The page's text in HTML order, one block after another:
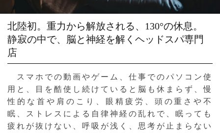
北陸初。重力から解放される、130°の休息。
静寂の中で、脳と神経を解くヘッドスパ専門
店
スマホでの動画やゲーム、仕事でのパソコン使
用と、目を酷使し続けていると脳も休まらず、慢
性的な首や肩のこり、眼精疲労、頭の重さや不
眠、ストレスによる自律神経の乱れで、眠っても
疲れが抜けない、呼吸が浅く、思考が止まらない